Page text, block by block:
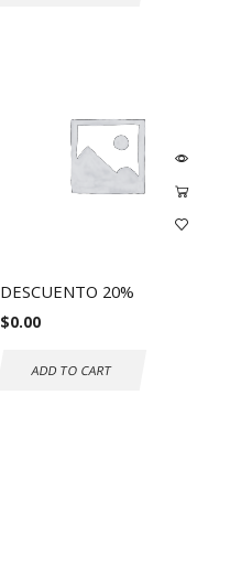
DESCUENTO 20%
$0.00
ADD TO CART